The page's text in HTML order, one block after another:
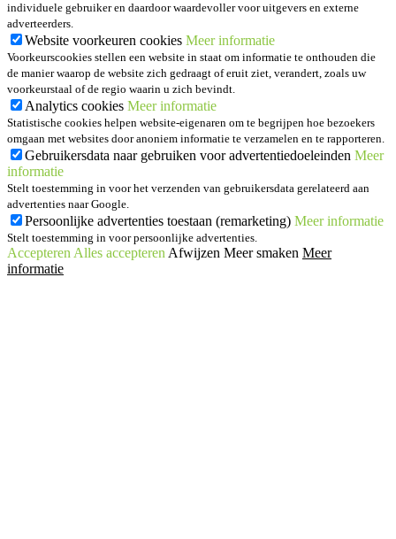
individuele gebruiker en daardoor waardevoller voor uitgevers en externe
adverteerders.
Website voorkeuren cookies Meer informatie
Voorkeurscookies stellen een website in staat om informatie te onthouden die
de manier waarop de website zich gedraagt of eruit ziet, verandert, zoals uw
voorkeurstaal of de regio waarin u zich bevindt.
Analytics cookies Meer informatie
Statistische cookies helpen website-eigenaren om te begrijpen hoe bezoekers
omgaan met websites door anoniem informatie te verzamelen en te rapporteren.
Gebruikersdata naar gebruiken voor advertentiedoeleinden Meer
informatie
Stelt toestemming in voor het verzenden van gebruikersdata gerelateerd aan
advertenties naar Google.
Persoonlijke advertenties toestaan (remarketing) Meer informatie
Stelt toestemming in voor persoonlijke advertenties.
Accepteren Alles accepteren Afwijzen Meer smaken Meer
informatie